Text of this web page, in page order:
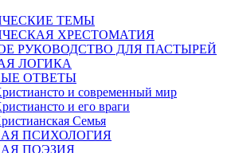
ТЕМЫ
ХРЕСТОМАТИЯ
РУКОВОДСТВО ДЛЯ ПАСТЫРЕЙ
ЛОГИКА
ОТВЕТЫ
и современный мир
и его враги
Семья
ПСИХОЛОГИЯ
ПОЭЗИЯ